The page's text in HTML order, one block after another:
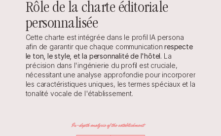
Rôle de la charte éditoriale
personnalisée
Cette charte est intégrée dans le profil IA persona
afin de garantir que chaque communication respecte
le ton, le style, et la personnalité de l'hôtel. La
précision dans l'ingénierie du profil est cruciale,
nécessitant une analyse approfondie pour incorporer
les caractéristiques uniques, les termes spéciaux et la
tonalité vocale de l'établissement.